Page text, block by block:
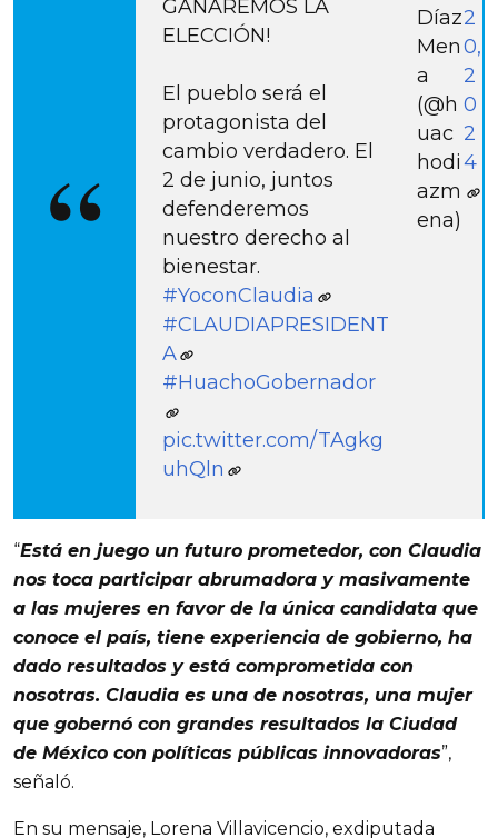
GANAREMOS LA
ELECCIÓN!
El pueblo será el
protagonista del
cambio verdadero. El
2 de junio, juntos
defenderemos
nuestro derecho al
bienestar.
#YoconClaudia
#CLAUDIAPRESIDENT
A
#HuachoGobernador
pic.twitter.com/TAgkg
uhQln
Díaz
Men
a
(@h
uac
hodi
azm
ena)
2
0,
2
0
2
4
“Está en juego un futuro prometedor, con Claudia
nos toca participar abrumadora y masivamente
a las mujeres en favor de la única candidata que
conoce el país, tiene experiencia de gobierno, ha
dado resultados y está comprometida con
nosotras. Claudia es una de nosotras, una mujer
que gobernó con grandes resultados la Ciudad
de México con políticas públicas innovadoras”,
señaló.
En su mensaje, Lorena Villavicencio, exdiputada